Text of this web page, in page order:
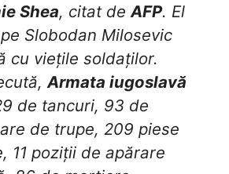
Shea, citat deAFP. El
Slobodan Milosevic
cu viețile soldaților.
Armata iugoslavă
de tancuri, 93 de
de trupe, 209 piese
11 poziții de apărare